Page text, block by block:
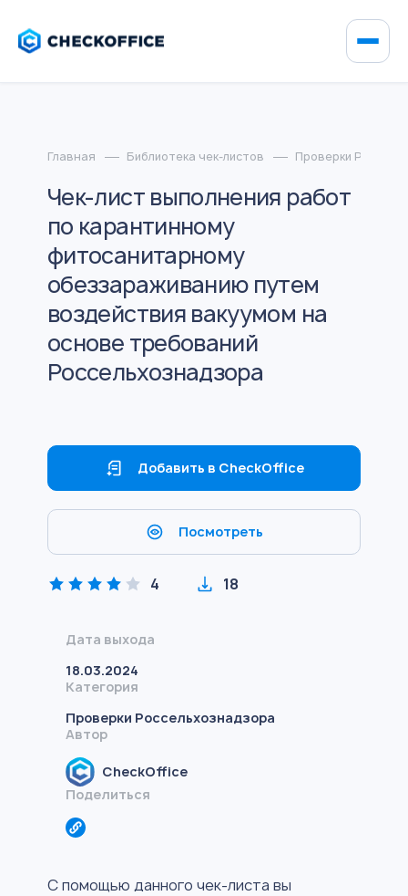
Главная Библиотека чек-листов Проверки
Чек-лист выполнения работ
по карантинному
фитосанитарному
обеззараживанию путем
воздействия вакуумом на
основе требований
Россельхознадзора
Добавить в CheckOffice
Посмотреть
4 18
Дата выхода
18.03.2024
Категория
Проверки Россельхознадзора
Автор
CheckOffice
Поделиться
С помощью данного чек-листа вы